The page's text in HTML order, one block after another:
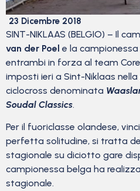
23 Dicembre 2018
SINT-NIKLAAS (BELGIO) – Il
van der Poel e la
entrambi in forza al team
imposti ieri a Sint-Niklaas
ciclocross denominata
Soudal Classics.
Per il fuoriclasse olandese,
perfetta solitudine, si tratta
stagionale su diciotto gare
campionessa belga ha
stagionale.